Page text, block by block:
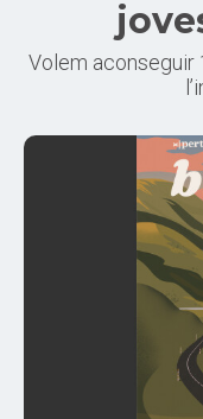
Volem aconseguir